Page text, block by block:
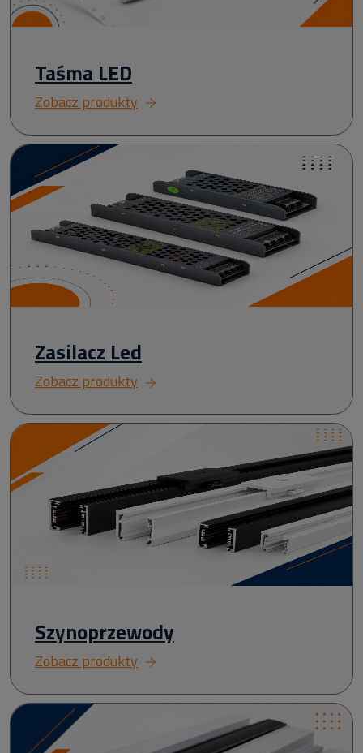
Taśma LED
Zobacz produkty
Zasilacz Led
Zobacz produkty
Szynoprzewody
Zobacz produkty